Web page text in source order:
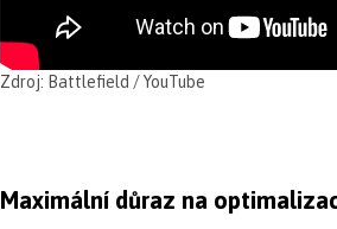
Zdroj: Battlefield / YouTube
Maximální důraz na